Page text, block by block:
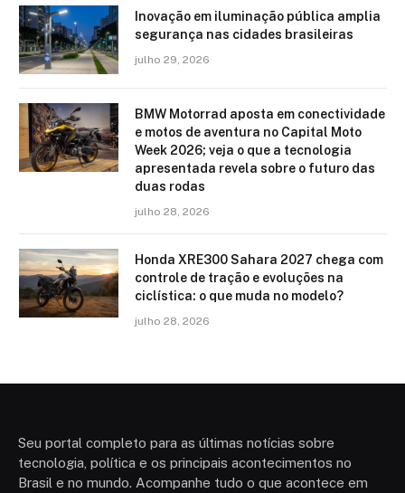
Inovação em iluminação pública amplia
segurança nas cidades brasileiras
julho 29, 2026
BMW Motorrad aposta em conectividade
e motos de aventura no Capital Moto
Week 2026; veja o que a tecnologia
apresentada revela sobre o futuro das
duas rodas
julho 28, 2026
Honda XRE300 Sahara 2027 chega com
controle de tração e evoluções na
ciclística: o que muda no modelo?
julho 28, 2026
Seu portal completo para as últimas notícias sobre
tecnologia, política e os principais acontecimentos no
Brasil e no mundo. Acompanhe tudo o que acontece em